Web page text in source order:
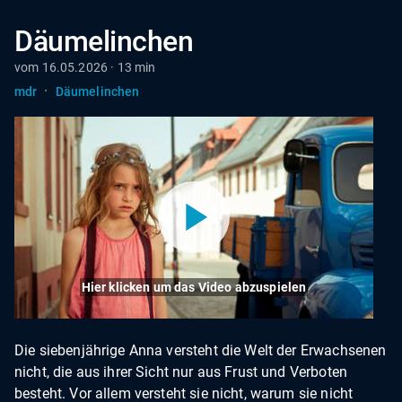
Däumelinchen
vom 16.05.2026 · 13 min
mdr · Däumelinchen
Hier klicken um das Video abzuspielen
Die siebenjährige Anna versteht die Welt der Erwachsenen
nicht, die aus ihrer Sicht nur aus Frust und Verboten
besteht. Vor allem versteht sie nicht, warum sie nicht